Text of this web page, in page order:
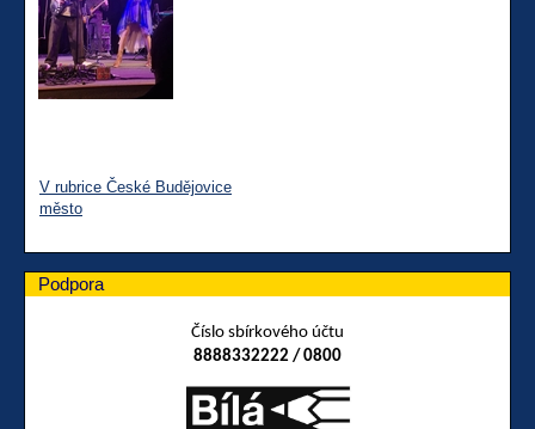
V rubrice České Budějovice
město
Podpora
Číslo sbírkového účtu
8888332222 / 0800